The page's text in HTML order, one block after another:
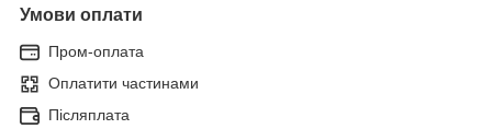
Умови оплати
Пром-оплата
Оплатити частинами
Післяплата